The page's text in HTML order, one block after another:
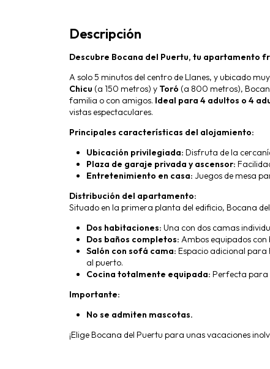
Descripción
Descubre Bocana del Puertu, tu apartamento
A solo 5 minutos del centro de Llanes, y ubicado
Chicu (a 150 metros) y Toró (a 800 metros),
familia o con amigos. Ideal para 4 adultos o 4
vistas espectaculares.
Principales características del alojamiento:
Ubicación privilegiada: Disfruta de la
Plaza de garaje privada y ascensor:
Entretenimiento en casa: Juegos de mesa
Distribución del apartamento:
Situado en la primera planta del edificio, Bocana
Dos habitaciones: Una con dos camas
Dos baños completos: Ambos equipados
Salón con sofá cama: Espacio adicional para
al puerto.
Cocina totalmente equipada: Perfecta para
Importante:
No se admiten mascotas.
¡Elige Bocana del Puertu para unas vacaciones